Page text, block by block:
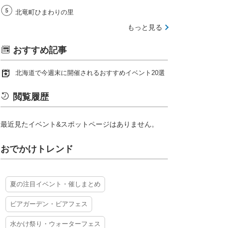
北竜町ひまわりの里
もっと見る
おすすめ記事
北海道で今週末に開催されるおすすめイベント20選
閲覧履歴
最近見たイベント&スポットページはありません。
おでかけトレンド
夏の注目イベント・催しまとめ
ビアガーデン・ビアフェス
水かけ祭り・ウォーターフェス